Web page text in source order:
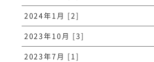
2024年1月 [2]
2023年10月 [3]
2023年7月 [1]